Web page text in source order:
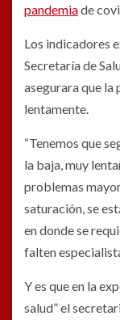
pandemiade
Los indicadores
Secretaría de
asegurara que la
lentamente.
“Tenemos que
la baja, muy
problemas
saturación, se
en donde se
falten
Y es que en la
salud” el